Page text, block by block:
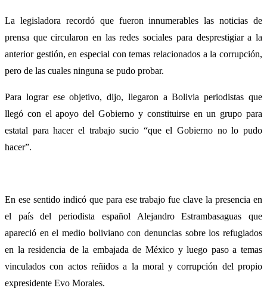
La legisladora recordó que fueron innumerables las noticias de
prensa que circularon en las redes sociales para desprestigiar a la
anterior gestión, en especial con temas relacionados a la corrupción,
pero de las cuales ninguna se pudo probar.
Para lograr ese objetivo, dijo, llegaron a Bolivia periodistas que
llegó con el apoyo del Gobierno y constituirse en un grupo para
estatal para hacer el trabajo sucio “que el Gobierno no lo pudo
hacer”.
En ese sentido indicó que para ese trabajo fue clave la presencia en
el país del periodista español Alejandro Estrambasaguas que
apareció en el medio boliviano con denuncias sobre los refugiados
en la residencia de la embajada de México y luego paso a temas
vinculados con actos reñidos a la moral y corrupción del propio
expresidente Evo Morales.